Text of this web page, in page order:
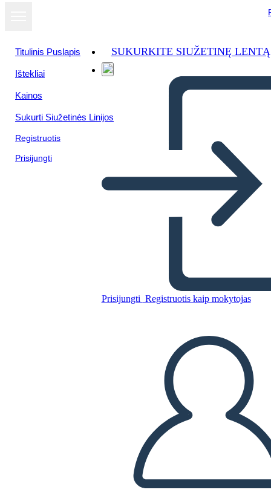
Titulinis Puslapis
Ištekliai
Kainos
Sukurti Siužetinės Linijos
Registruotis
Prisijungti
SUKURKITE SIUŽETINĘ LENTĄ
Prisijungti Registruotis kaip mokytojasומתנגדי
Nukopijuokite šią siužetinę lentą
SUKURTI SIUŽETINĘ LENTĄ
PALEISTI SKAIDRIŲ DEMONSTRACIJĄ
SKAITYK MAN